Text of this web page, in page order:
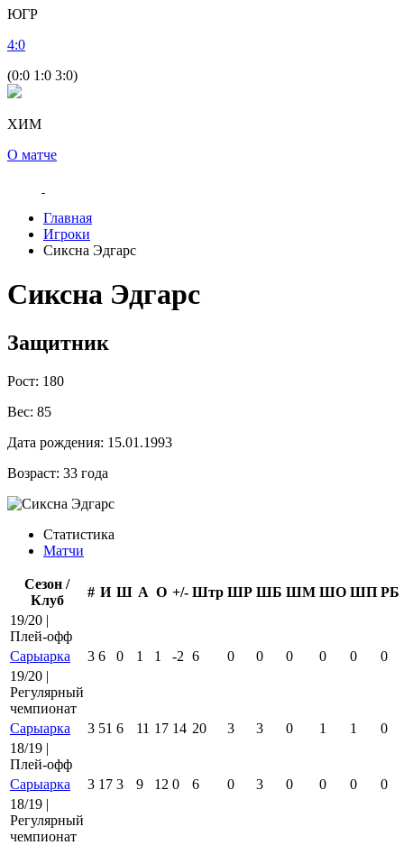
ЮГР
4:0
(0:0 1:0 3:0)
ХИМ
О матче
Главная
Игроки
Сиксна Эдгарс
Сиксна Эдгарс
Защитник
Рост: 180
Вес: 85
Дата рождения: 15.01.1993
Возраст: 33 года
Статистика
Матчи
Сезон /
Клуб
# И Ш А О +/- Штр ШР ШБ ШМ ШО ШП РБ
19/20 |
Плей-офф
Сарыарка
3 6 0 1 1 -2 6 0 0 0 0 0 0
19/20 |
Регулярный
чемпионат
Сарыарка
3 51 6 11 17 14 20 3 3 0 1 1 0
18/19 |
Плей-офф
Сарыарка
3 17 3 9 12 0 6 0 3 0 0 0 0
18/19 |
Регулярный
чемпионат